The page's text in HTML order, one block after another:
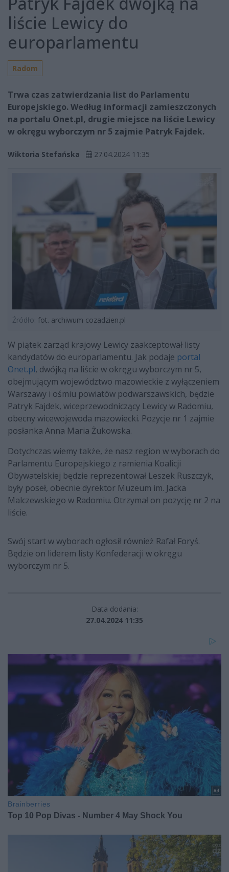
liście Lewicy do
europarlamentu
Radom
Trwa czas zatwierdzania list do Parlamentu
Europejskiego. Według informacji zamieszczonych
na portalu Onet.pl, drugie miejsce na liście Lewicy
w okręgu wyborczym nr 5 zajmie Patryk Fajdek.
Wiktoria Stefańska 27.04.2024 11:35
Źródło: fot. archiwum cozadzien.pl
W piątek zarząd krajowy Lewicy zaakceptował listy
kandydatów do europarlamentu. Jak podaje portal
Onet.pl, dwójką na liście w okręgu wyborczym nr 5,
obejmującym województwo mazowieckie z wyłączeniem
Warszawy i ośmiu powiatów podwarszawskich, będzie
Patryk Fajdek, wiceprzewodniczący Lewicy w Radomiu,
obecny wicewojewoda mazowiecki. Pozycje nr 1 zajmie
posłanka Anna Maria Żukowska.
Dotychczas wiemy także, że nasz region w wyborach do
Parlamentu Europejskiego z ramienia Koalicji
Obywatelskiej będzie reprezentował Leszek Ruszczyk,
były poseł, obecnie dyrektor Muzeum im. Jacka
Malczewskiego w Radomiu. Otrzymał on pozycję nr 2 na
liście.
Swój start w wyborach ogłosił również Rafał Foryś.
Będzie on liderem listy Konfederacji w okręgu
wyborczym nr 5.
Data dodania:
27.04.2024 11:35